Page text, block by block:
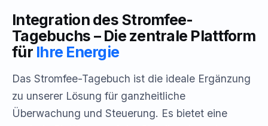
Integration des Stromfee-
Tagebuchs – Die zentrale Plattform
für Ihre Energie
Das Stromfee-Tagebuch ist die ideale Ergänzung
zu unserer Lösung für ganzheitliche
Überwachung und Steuerung. Es bietet eine